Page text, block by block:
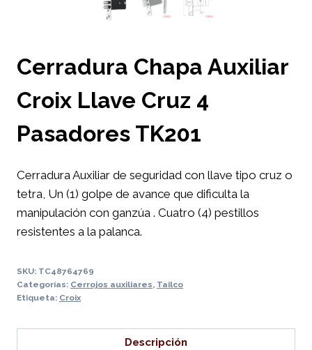
Cerradura Chapa Auxiliar
Croix Llave Cruz 4
Pasadores TK201
Cerradura Auxiliar de seguridad con llave tipo cruz o
tetra, Un (1) golpe de avance que dificulta la
manipulación con ganzúa . Cuatro (4) pestillos
resistentes a la palanca.
SKU: TC48764769
Categorías: Cerrojos auxiliares, Tailco
Etiqueta: Croix
Descripción